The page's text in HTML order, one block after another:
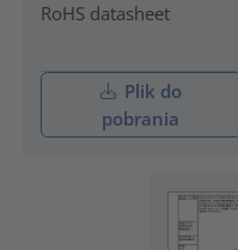
RoHS datasheet
Plik do
pobrania